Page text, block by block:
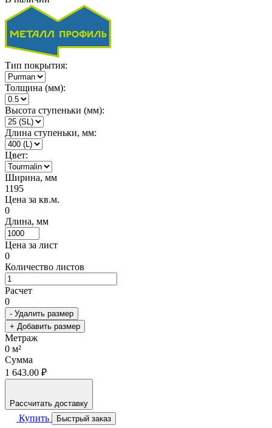
Тип покрытия:
Толщина (мм):
Высота ступеньки (мм):
Длина ступеньки, мм:
Цвет:
Ширина, мм
1195
Цена за кв.м.
0
Длина, мм
Цена за лист
0
Количество листов
Расчет
0
- Удалить размер
+ Добавить размер
Метраж
0 м²
Сумма
1 643.00 ₽
Рассчитать доставку
Купить Быстрый заказ